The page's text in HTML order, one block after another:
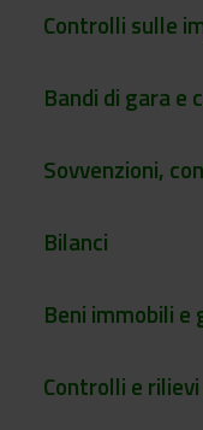
Controlli sulle
Bandi di gara e
Bilanci
Beni immobili
Controlli e